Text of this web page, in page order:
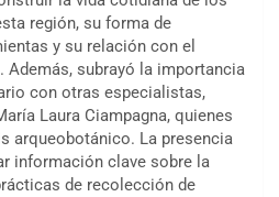
región, su forma de
y su relación con el
Además, subrayó la importancia
con otras especialistas,
Laura Ciampagna, quienes
arqueobotánico. La presencia
información clave sobre la
de recolección de